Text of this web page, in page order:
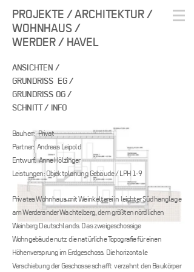
PROJEKTE / ARCHITEKTUR/
WOHNHAUS /
WERDER / HAVEL
ANSICHTEN /
GRUNDRISS EG/
GRUNDRISS OG /
SCHNITT/ INFO
Bauherr: Privat
Partner: Andreas Leipold
Entwurf: Anne Hölzinger
Leistungen: Objektplanung Gebäude / L PH 1-9
PrivatesWohnhausmit Weinkeltereiin leichter Südhanglage
amWerderander Wachtelberg, dem größtennördlichen
Weinberg Deutschlands. Das zweigeschossige
Wohngebäude nutz die natürliche Topografie für einen
Höhenversprung im Erdgeschoss. Die horizontale
Verschiebung der Geschosse schafft verzahnt den Baukörper